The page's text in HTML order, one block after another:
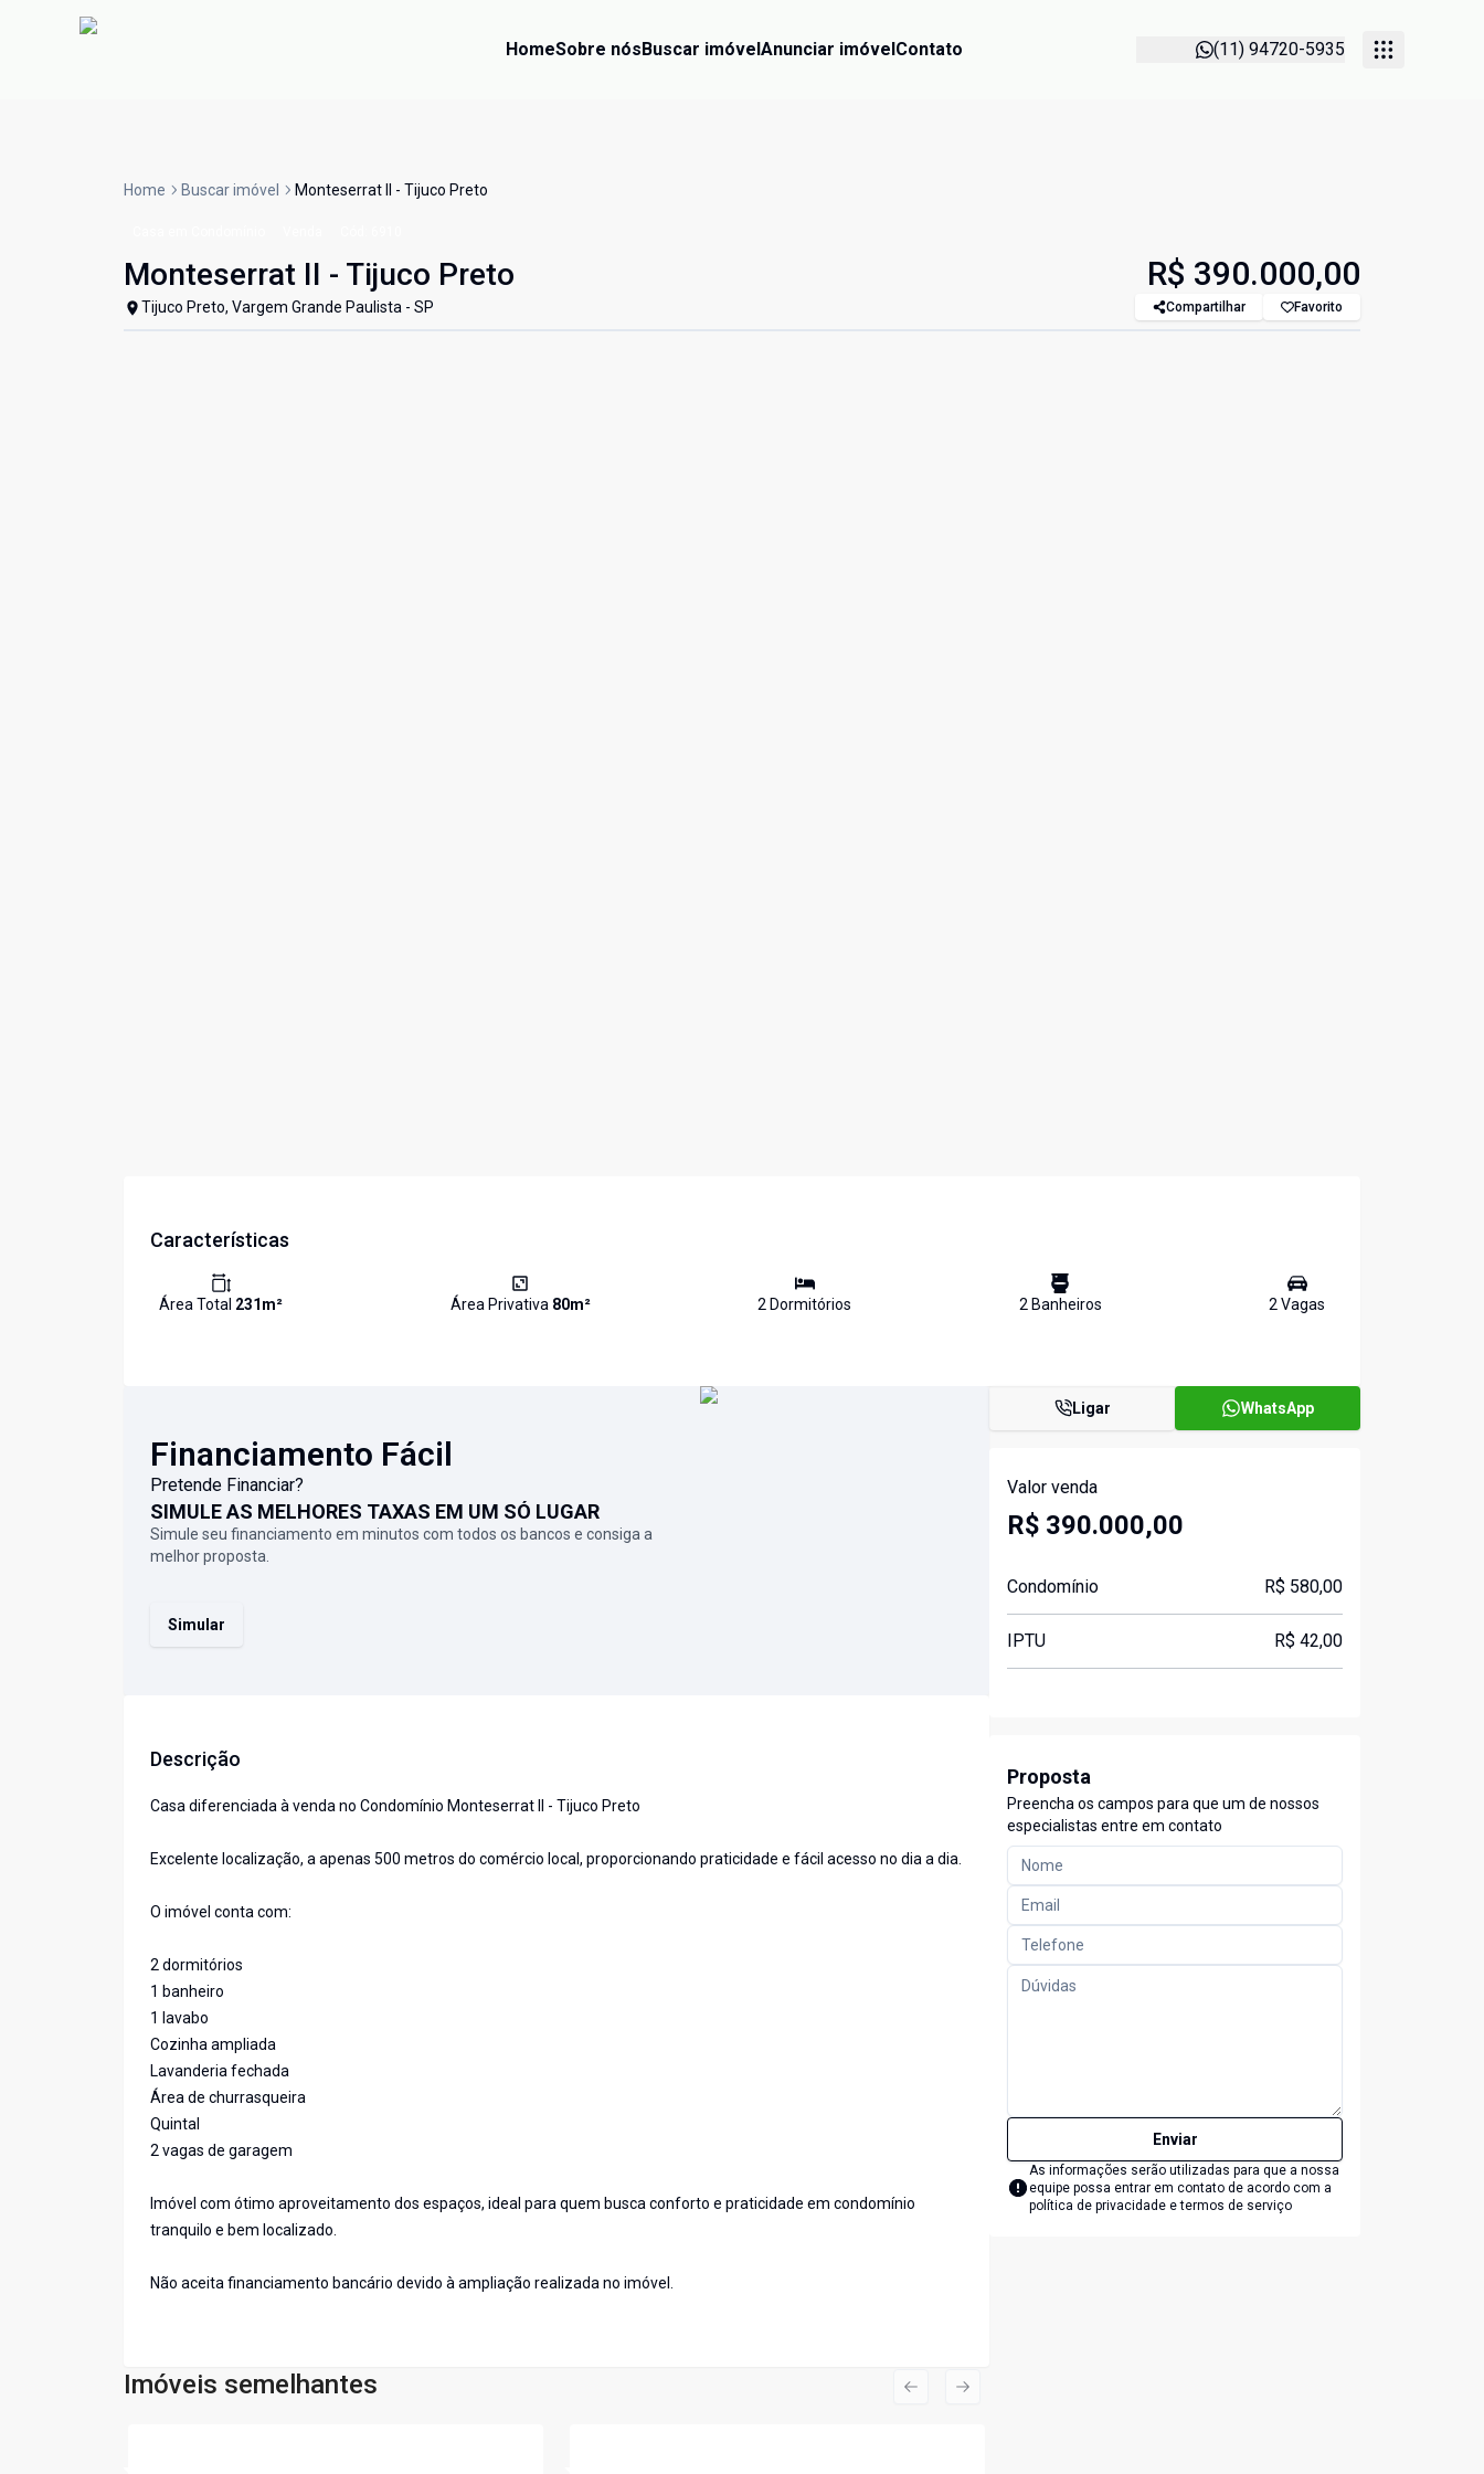
HomeSobre nósBuscar imóvelAnunciar imóvelContato (11) 94720-5935
Home Buscar imóvel Monteserrat II - Tijuco Preto
Monteserrat II - Tijuco Preto
Tijuco Preto, Vargem Grande Paulista - SP
R$ 390.000,00
Compartilhar Favorito
Características
Área Total 231m² Área Privativa 80m² 2 Dormitórios 2Banheiros 2Vagas
Financiamento Fácil
Pretende Financiar?
SIMULE AS MELHORES TAXAS EM UM SÓ LUGAR
Simule seu financiamento em minutos com todos os bancos e consiga a
melhor proposta.
Simular
Descrição
Casa diferenciada à venda no Condomínio Monteserrat II - Tijuco Preto
Excelente localização, a apenas 500 metros do comércio local, proporcionando praticidade e fácil acesso no dia a dia.
O imóvel conta com:
2 dormitórios
1 banheiro
1 lavabo
Cozinha ampliada
Lavanderia fechada
Área de churrasqueira
Quintal
2 vagas de garagem
Imóvel com ótimo aproveitamento dos espaços, ideal para quem busca conforto e praticidade em condomínio
tranquilo e bem localizado.
Não aceita financiamento bancário devido à ampliação realizada no imóvel.
Imóveis semelhantes Previous slide
Next slide
Ligar WhatsApp
Valor venda
R$ 390.000,00
Condomínio R$ 580,00
IPTU R$ 42,00
Proposta
Preencha os campos para que um de nossos
especialistas entre em contato
Enviar
As informações serão utilizadas para que a nossa
equipe possa entrar em contato de acordo com a
política de privacidade e termos de serviço